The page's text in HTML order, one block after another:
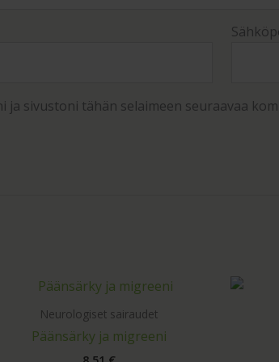
sivustoni tähän selaimeen seuraavaa
Neurologiset sairaudet
Päänsärky ja migreeni